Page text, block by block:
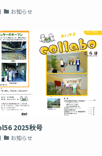
お知らせ
2025秋号
お知らせ